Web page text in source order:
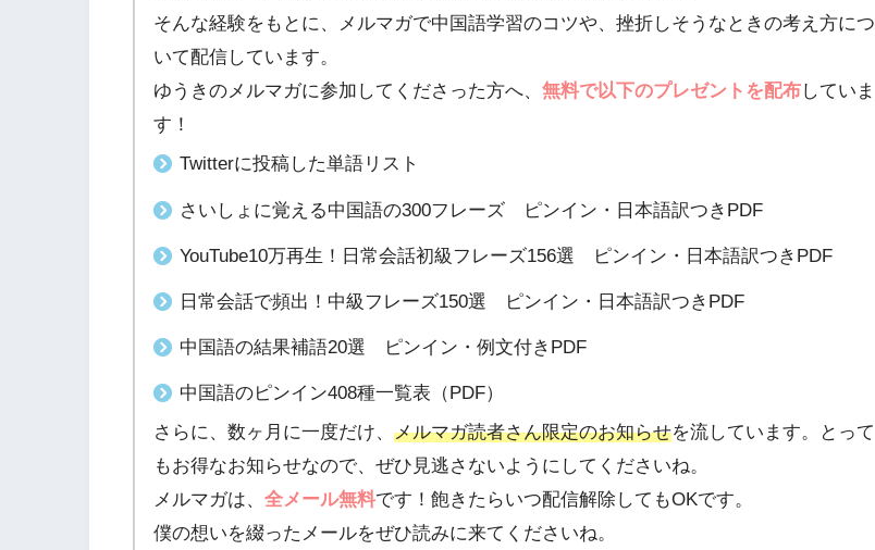
そんな経験をもとに、メルマガで中国語学習のコツや、挫折しそうなときの考え方につ
いて配信しています。
ゆうきのメルマガに参加してくださった方へ、無料で以下のプレゼントを配布していま
す！
Twitterに投稿した単語リスト
さいしょに覚える中国語の300フレーズ ピンイン・日本語訳つきPDF
YouTube10万再生！日常会話初級フレーズ156選 ピンイン・日本語訳つきPDF
日常会話で頻出！中級フレーズ150選 ピンイン・日本語訳つきPDF
中国語の結果補語20選 ピンイン・例文付きPDF
中国語のピンイン408種一覧表（PDF）
さらに、数ヶ月に一度だけ、メルマガ読者さん限定のお知らせを流しています。とって
もお得なお知らせなので、ぜひ見逃さないようにしてくださいね。
メルマガは、全メール無料です！飽きたらいつ配信解除してもOKです。
僕の想いを綴ったメールをぜひ読みに来てくださいね。